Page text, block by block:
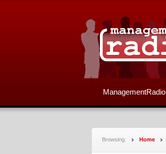
ManagementRadio
Browsing: Home